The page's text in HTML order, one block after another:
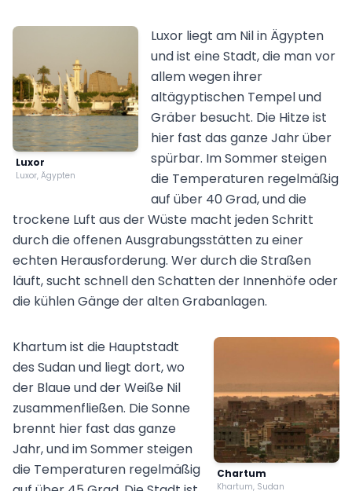
Luxor
Luxor, Ägypten
Luxor liegt am Nil in Ägypten
und ist eine Stadt, die man vor
allem wegen ihrer
altägyptischen Tempel und
Gräber besucht. Die Hitze ist
hier fast das ganze Jahr über
spürbar. Im Sommer steigen
die Temperaturen regelmäßig
auf über 40 Grad, und die
trockene Luft aus der Wüste macht jeden Schritt
durch die offenen Ausgrabungsstätten zu einer
echten Herausforderung. Wer durch die Straßen
läuft, sucht schnell den Schatten der Innenhöfe oder
die kühlen Gänge der alten Grabanlagen.
Chartum
Khartum, Sudan
Khartum ist die Hauptstadt
des Sudan und liegt dort, wo
der Blaue und der Weiße Nil
zusammenfließen. Die Sonne
brennt hier fast das ganze
Jahr, und im Sommer steigen
die Temperaturen regelmäßig